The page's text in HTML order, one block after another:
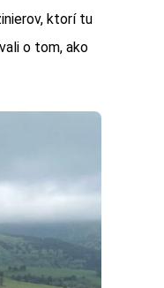
ktorí tu
o tom, ako